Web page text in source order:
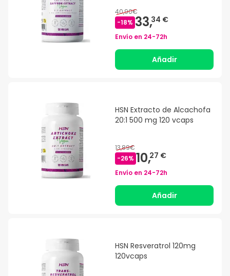
40,90€
-18% 33,34 €
Envío en 24-72h
Añadir
HSN Extracto de Alcachofa
20:1 500 mg 120 vcaps
13,89€
-26% 10,27 €
Envío en 24-72h
Añadir
HSN Resveratrol 120mg
120vcaps